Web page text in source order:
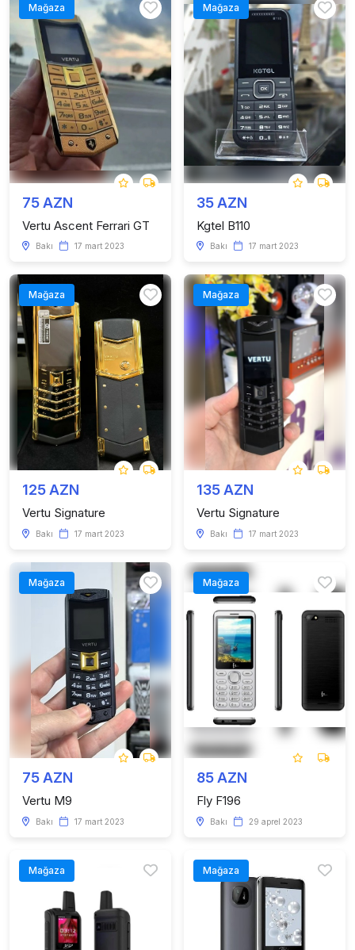
Mağaza
75 AZN
Vertu Ascent Ferrari GT
Bakı 17 mart 2023
Mağaza
35 AZN
Kgtel B110
Bakı 17 mart 2023
Mağaza
125 AZN
Vertu Signature
Bakı 17 mart 2023
Mağaza
135 AZN
Vertu Signature
Bakı 17 mart 2023
Mağaza
75 AZN
Vertu M9
Bakı 17 mart 2023
Mağaza
85 AZN
Fly F196
Bakı 29 aprel 2023
Mağaza Mağaza